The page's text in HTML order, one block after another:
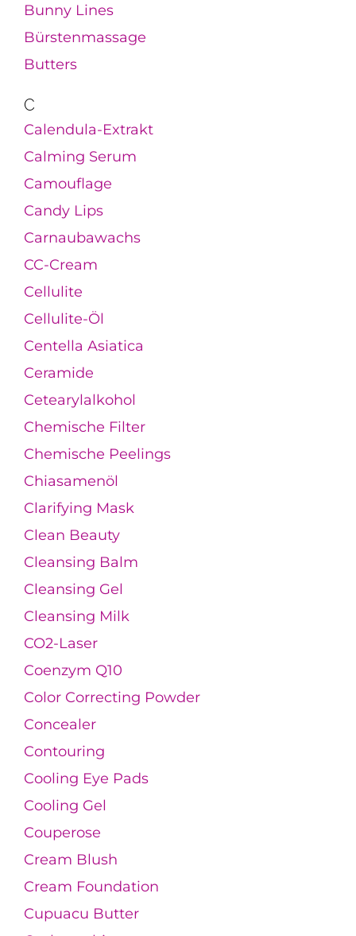
Bunny Lines
Bürstenmassage
Butters
C
Calendula-Extrakt
Calming Serum
Camouflage
Candy Lips
Carnaubawachs
CC-Cream
Cellulite
Cellulite-Öl
Centella Asiatica
Ceramide
Cetearylalkohol
Chemische Filter
Chemische Peelings
Chiasamenöl
Clarifying Mask
Clean Beauty
Cleansing Balm
Cleansing Gel
Cleansing Milk
CO2-Laser
Coenzym Q10
Color Correcting Powder
Concealer
Contouring
Cooling Eye Pads
Cooling Gel
Couperose
Cream Blush
Cream Foundation
Cupuacu Butter